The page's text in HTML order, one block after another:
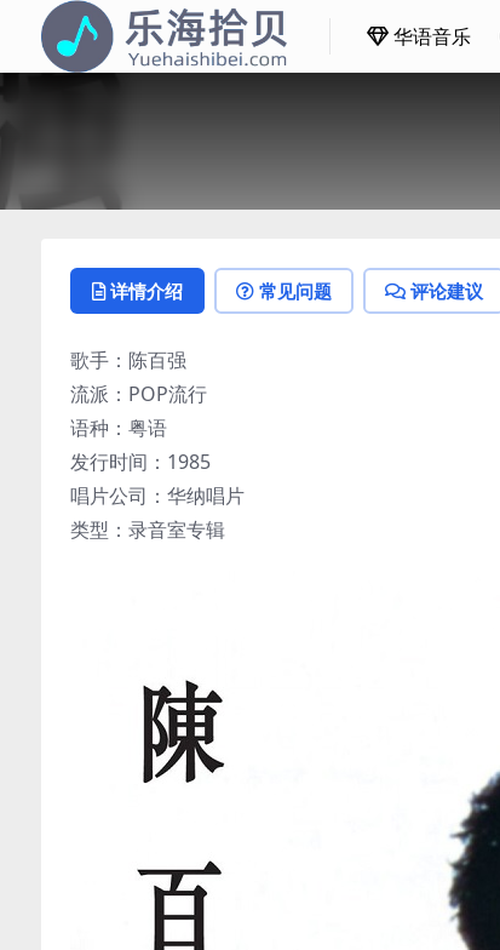
华语音乐
详情介绍 常见问题 评论建议
歌手：陈百强
流派：POP流行
语种：粤语
发行时间：1985
唱片公司：华纳唱片
类型：录音室专辑